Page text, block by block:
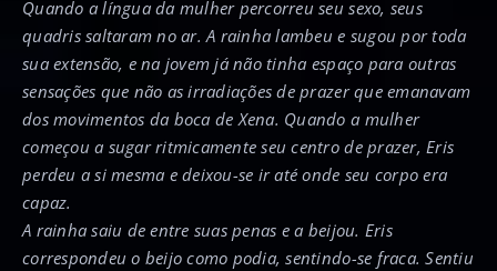
Quando a língua da mulher percorreu seu sexo, seus
quadris saltaram no ar. A rainha lambeu e sugou por toda
sua extensão, e na jovem já não tinha espaço para outras
sensações que não as irradiações de prazer que emanavam
dos movimentos da boca de Xena. Quando a mulher
começou a sugar ritmicamente seu centro de prazer, Eris
perdeu a si mesma e deixou-se ir até onde seu corpo era
capaz.
A rainha saiu de entre suas penas e a beijou. Eris
correspondeu o beijo como podia, sentindo-se fraca. Sentiu